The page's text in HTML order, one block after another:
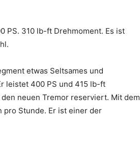
PS. 310 lb-ft Drehmoment. Es ist
etwas Seltsames und
leistet 400 PS und 415 lb-ft
neuen Tremor reserviert. Mit dem
pro Stunde. Er ist einer der